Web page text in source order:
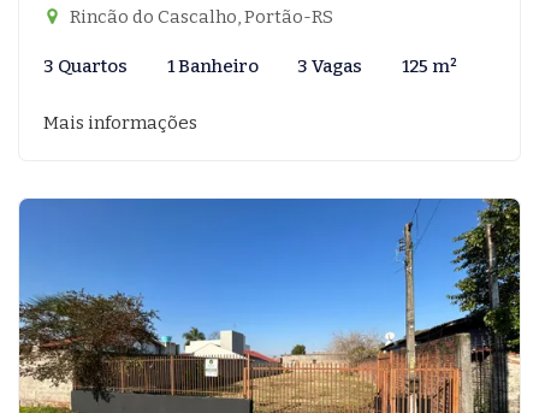
Rincão do Cascalho, Portão-RS
3 Quartos 1 Banheiro 3 Vagas 125 m²
Mais informações